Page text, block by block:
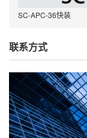
SC-APC-36快装
联系方式